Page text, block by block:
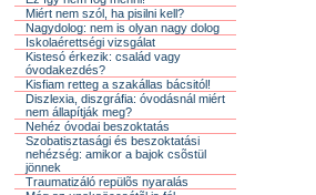
Miért nem szól, ha pisilni kell?
Nagydolog: nem is olyan nagy dolog
Iskolaérettségi vizsgálat
Kistesó érkezik: család vagy
óvodakezdés?
Kisfiam retteg a szakállas bácsitól!
Diszlexia, diszgráfia: óvodásnál miért
nem állapítják meg?
Nehéz óvodai beszoktatás
Szobatisztasági és beszoktatási
nehézség: amikor a bajok csõstül
jönnek
Traumatizáló repülõs nyaralás